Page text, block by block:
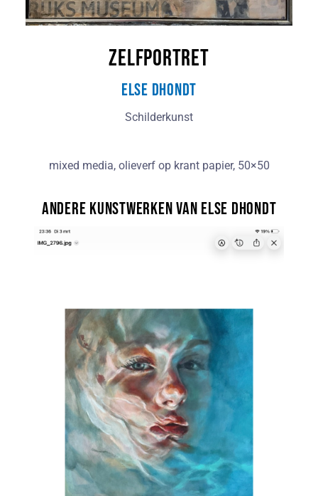
Zelfportret
Else Dhondt
Schilderkunst
mixed media, olieverf op krant papier, 50×50
Andere kunstwerken van Else Dhondt